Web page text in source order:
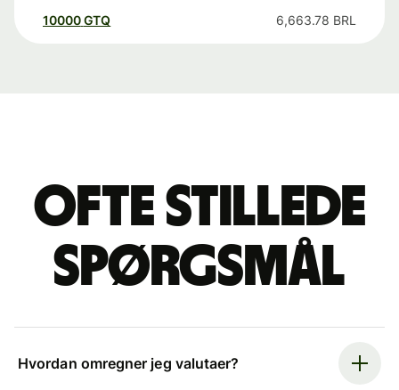
10000 GTQ 6,663.78 BRL
Ofte stillede
spørgsmål
Hvordan omregner jeg valutaer?